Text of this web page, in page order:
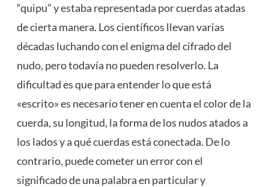
“quipu” y estaba representada por cuerdas atadas
de cierta manera. Los científicos llevan varias
décadas luchando con el enigma del cifrado del
nudo, pero todavía no pueden resolverlo. La
dificultad es que para entender lo que está
«escrito» es necesario tener en cuenta el color de la
cuerda, su longitud, la forma de los nudos atados a
los lados y a qué cuerdas está conectada. De lo
contrario, puede cometer un error con el
significado de una palabra en particular y